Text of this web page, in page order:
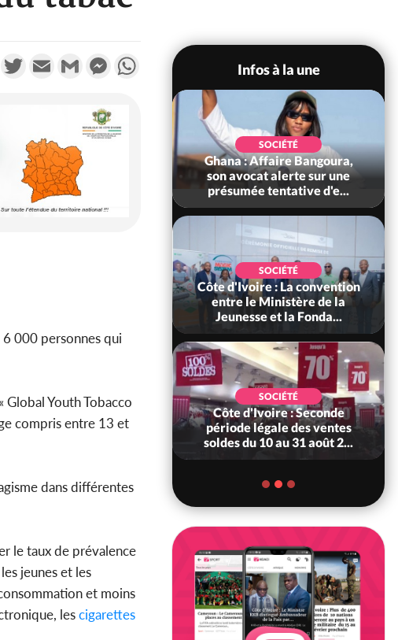
FacebookTwitterEmail Gmail MessengerWhatsApp
000 personnes qui
Global Youth Tobacco
compris entre 13 et
dans différentes
le taux de prévalence
jeunes et les
et moins
lescigarettes
Infos à la une
SOCIÉTÉ
d'Ivoire : Kossandji sous
trois morts après une
nuit de viole...
SPORT
d'Ivoire : Éléphants :
Renard officiellement
SOCIÉTÉ
Ghana : Affaire Bangoura,
son avocat alerte sur une
présumée tentative d'e...
SOCIÉTÉ
Côte d'Ivoire : La convention
entre le Ministère de la
Jeunesse et la Fonda...
SOCIÉTÉ
Côte d'Ivoire : Seconde
période légale des ventes
soldes du 10 au 31 août 2...